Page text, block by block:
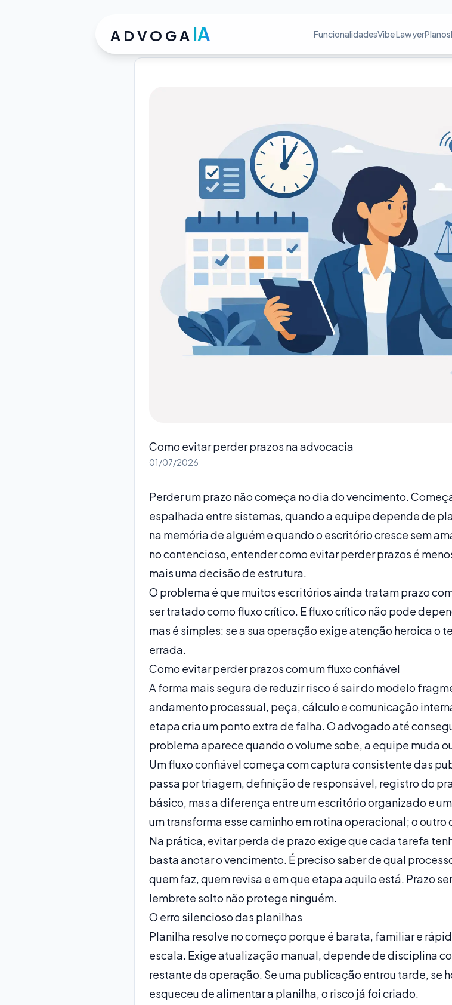
ADVOGA IA FuncionalidadesVibe LawyerPlanos
Como evitar perder prazos na advocacia
01/07/2026
Perder um prazo não começa no dia do vencimento.
espalhada entre sistemas, quando a equipe depende de
na memória de alguém e quando o escritório cresce sem
no contencioso, entender como evitar perder prazos é
mais uma decisão de estrutura.
O problema é que muitos escritórios ainda tratam prazo
ser tratado como fluxo crítico. E fluxo crítico não pode
mas é simples: se a sua operação exige atenção heroica o
errada.
Como evitar perder prazos com um fluxo confiável
A forma mais segura de reduzir risco é sair do modelo
andamento processual, peça, cálculo e comunicação
etapa cria um ponto extra de falha. O advogado até
problema aparece quando o volume sobe, a equipe muda
Um fluxo confiável começa com captura consistente das
passa por triagem, definição de responsável, registro do
básico, mas a diferença entre um escritório organizado e
um transforma esse caminho em rotina operacional; o outro
Na prática, evitar perda de prazo exige que cada tarefa
basta anotar o vencimento. É preciso saber de qual
quem faz, quem revisa e em que etapa aquilo está. Prazo
lembrete solto não protege ninguém.
O erro silencioso das planilhas
Planilha resolve no começo porque é barata, familiar e
escala. Exige atualização manual, depende de disciplina
restante da operação. Se uma publicação entrou tarde, se
esqueceu de alimentar a planilha, o risco já foi criado.